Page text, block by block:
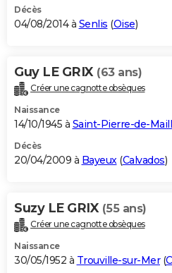
Décès
04/08/2014 à Senlis (Oise)
Guy LE GRIX (63 ans)
Créer une cagnotte obsèques
Naissance
14/10/1945 à Saint-Pierre-de-
Décès
20/04/2009 à Bayeux(Calvados)
Suzy LE GRIX (55 ans)
Créer une cagnotte obsèques
Naissance
30/05/1952 à Trouville-sur-Mer(